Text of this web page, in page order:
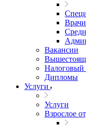
Врачи
Вакансии
Налоговый
Дипломы
Услуги
Услуги
Взрослое